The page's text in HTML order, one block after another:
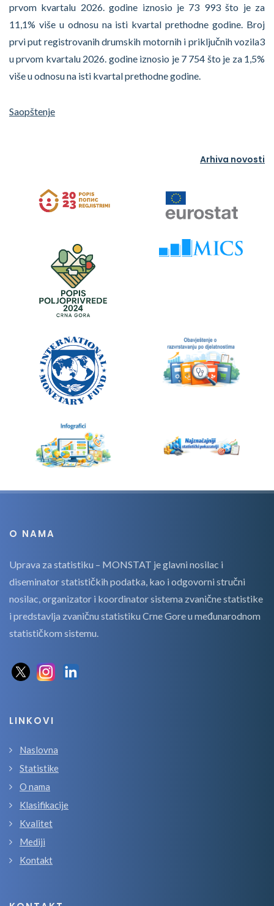
prvom kvartalu 2026. godine iznosio je 73 993 što je za
11,1% više u odnosu na isti kvartal prethodne godine. Broj
prvi put registrovanih drumskih motornih i priključnih vozila3
u prvom kvartalu 2026. godine iznosio je 7 754 što je za 1,5%
više u odnosu na isti kvartal prethodne godine.
Saopštenje
Arhiva novosti
O NAMA
Uprava za statistiku – MONSTAT je glavni nosilac i
diseminator statističkih podatka, kao i odgovorni stručni
nosilac, organizator i koordinator sistema zvanične statistike
i predstavlja zvaničnu statistiku Crne Gore u međunarodnom
statističkom sistemu.
LINKOVI
Naslovna
Statistike
O nama
Klasifikacije
Kvalitet
Mediji
Kontakt